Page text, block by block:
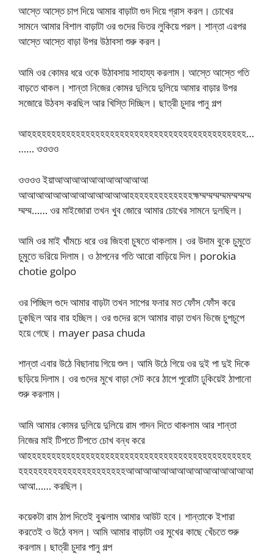
আস্তে আস্তে চাপ দিয়ে আমার বাড়াটা গুদ দিয়ে গ্রাস করল। চোখের
সামনে আমার বিশাল বাড়াটা ওর গুদের ভিতর লুকিয়ে পরল। শান্তা এরপর
আস্তে আস্তে বাড়া উপর উঠাবসা শুরু করল।
আমি ওর কোমর ধরে ওকে উঠাবসায় সাহায্য করলাম। আস্তে আস্তে গতি
বাড়তে থাকল। শান্তা নিজের কোমর দুলিয়ে দুলিয়ে আমার বাড়ার উপর
সজোরে উঠবস করছিল আর খিস্তি দিচ্ছিল। ছাত্রী চুদার পানু গল্প
আহহহহহহহহহহহহহহহহহহহহহহহহহহহহহহহহহহহহহহহহহহহহহ…
…… ওওওও
ওওওও ইয়াআআআআআআআআআআআ
আআআআআআআআআআআআআহহহহহহহহহহহহহহ্মম্মম্মম্মম্মমম্মম্মম্ম
ম্মম্ম…… ওর মাইজোরা তখন খুব জোরে আমার চোখের সামনে দুলছিল।
আমি ওর মাই খাঁমচে ধরে ওর জিহবা চুষতে থাকলাম। ওর উদাম বুকে চুমুতে
চুমুতে ভরিয়ে দিলাম। ও ঠাপনের গতি আরো বাড়িয়ে দিল। porokia
chotie golpo
ওর পিচ্ছিল গুদে আমার বাড়টা তখন সাপের ফনার মত ফোঁস ফোঁস করে
ঢুকছিল আর বার হচ্ছিল। ওর গুদের রসে আমার বাড়া তখন ভিজে চুপচুপে
হয়ে গেছে। mayer pasa chuda
শান্তা এবার উঠে বিছানায় গিয়ে শুল। আমি উঠে গিয়ে ওর দুই পা দুই দিকে
ছড়িয়ে দিলাম। ওর গুদের মুখে বাড়া সেট করে ঠাপে পুরোটা ঢুকিয়েই ঠাপানো
শুরু করলাম।
আমি আমার কোমর দুলিয়ে দুলিয়ে রাম গাদন দিতে থাকলাম আর শান্তা
নিজের মাই টিপতে টিপতে চোখ বন্ধ করে
আহহহহহহহহহহহহহহহহহহহহহহহহহহহহহহহহহহহহহহহহহহহহহহ
হহহহহহহহহহহহহহহহহহহহহহআআআআআআআআআআআআআআআ
আআ…… করছিল।
কয়েকটা রাম ঠাপ দিতেই বুঝলাম আমার আউট হবে। শান্তাকে ইশারা
করতেই ও উঠে বসল। আমি আমার বাড়াটা ওর মুখের কাছে খেঁচতে শুরু
করলাম। ছাত্রী চুদার পানু গল্প